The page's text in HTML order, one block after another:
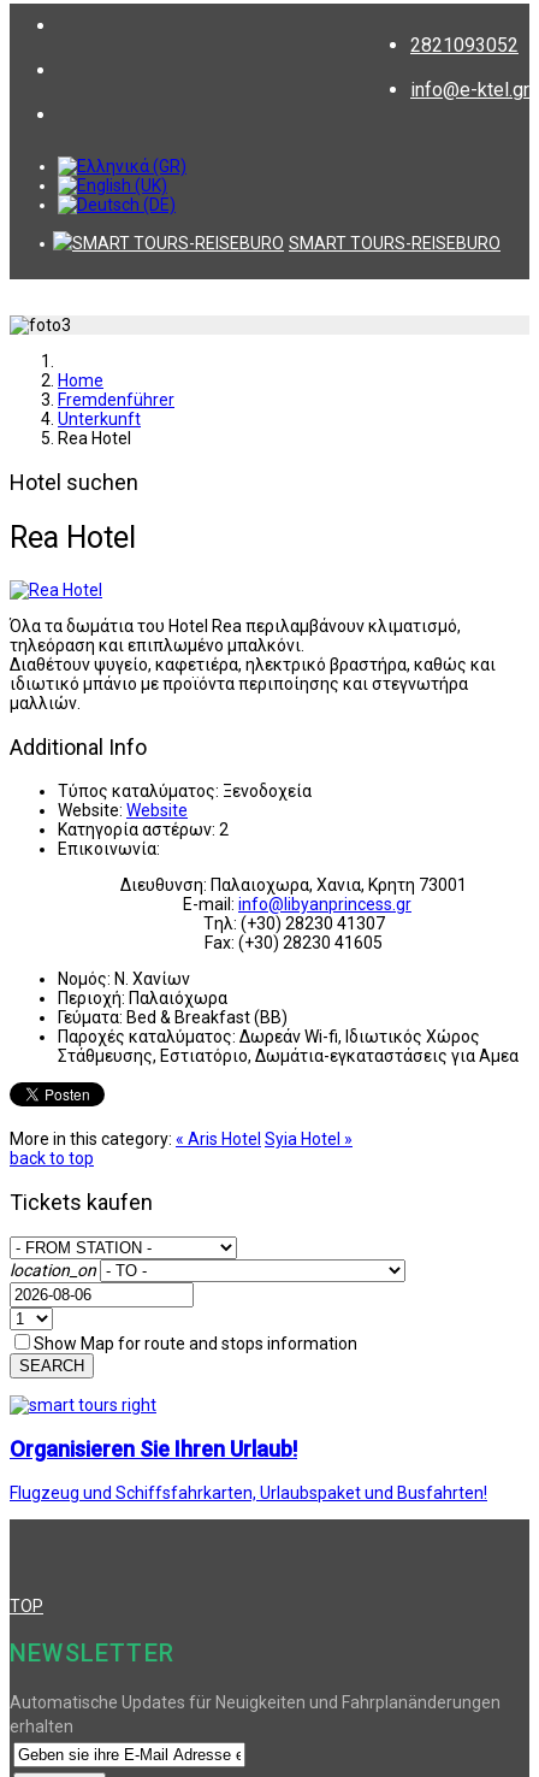
2821093052
info@e-ktel.gr
SMART TOURS-REISEBURO
Home
Fremdenführer
Unterkunft
Rea Hotel
Hotel suchen
Rea Hotel
Όλα τα δωμάτια του Hotel Rea περιλαμβάνουν κλιματισμό,
τηλεόραση και επιπλωμένο μπαλκόνι.
Διαθέτουν ψυγείο, καφετιέρα, ηλεκτρικό βραστήρα, καθώς και
ιδιωτικό μπάνιο με προϊόντα περιποίησης και στεγνωτήρα
μαλλιών.
Additional Info
Τύπος καταλύματος: Ξενοδοχεία
Website: Website
Κατηγορία αστέρων: 2
Επικοινωνία:
Διευθυνση: Παλαιοχωρα, Χανια, Κρητη 73001
E-mail: info@libyanprincess.gr
Tηλ: (+30) 28230 41307
Fax: (+30) 28230 41605
Νομός: Ν. Χανίων
Περιοχή: Παλαιόχωρα
Γεύματα: Bed & Breakfast (BB)
Παροχές καταλύματος: Δωρεάν Wi-fi, Ιδιωτικός Χώρος
Στάθμευσης, Εστιατόριο, Δωμάτια-εγκαταστάσεις για Αμεα
More in this category: « Aris Hotel Syia Hotel »
back to top
Tickets kaufen
location_on
Show Map for route and stops information
SEARCH
Organisieren Sie Ihren Urlaub!
Flugzeug und Schiffsfahrkarten, Urlaubspaket und Busfahrten!
TOP
NEWSLETTER
Automatische Updates für Neuigkeiten und Fahrplanänderungen
erhalten